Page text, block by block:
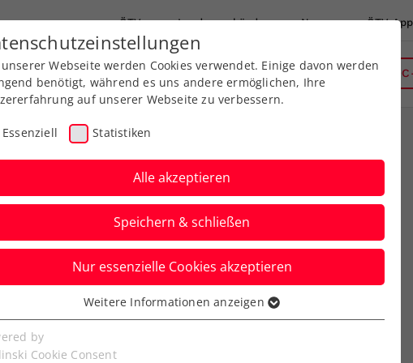
ÖTV Landesverbände News ÖTV App
Ausbildung Services Über uns
einkocht
stimmt sich in der Pizzeria Regina Margherita
Webseite werden Cookies verwendet. Einige davon werden
benötigt, während es uns andere ermöglichen, Ihre
auf unserer Webseite zu verbessern.
Essenziell Statistiken
Alle akzeptieren
Speichern & schließen
Nur essenzielle Cookies akzeptieren
Cookies werden für grundlegende Funktionen der
benötigt. Dadurch ist gewährleistet, dass die Webseite
Weitere Informationen anzeigen
by
Cookie Consent